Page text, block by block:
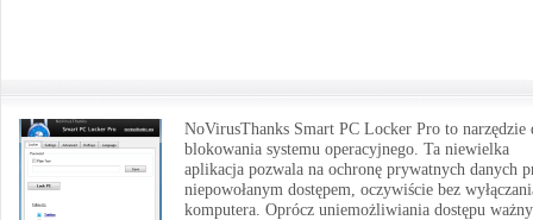
NoVirusThanks Smart PC Locker Pro to narzędzie
blokowania systemu operacyjnego. Ta niewielka
aplikacja pozwala na ochronę prywatnych danych
niepowołanym dostępem, oczywiście bez
komputera. Oprócz uniemożliwiania dostępu